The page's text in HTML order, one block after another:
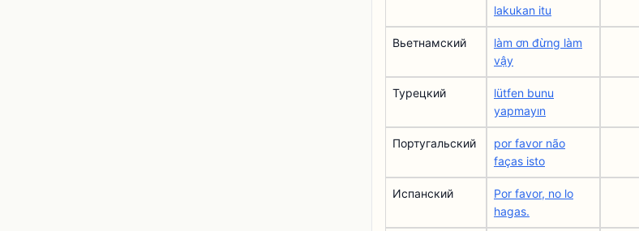
lakukan itu
Вьетнамский
làm ơn đừng làm
vậy
Турецкий
lütfen bunu
yapmayın
Португальский
por favor não
faças isto
Испанский
Por favor, no lo
hagas.